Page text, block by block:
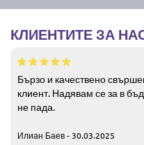
КЛИЕНТИТЕ ЗА
Бързо и качествено
клиент. Надявам се за в
не пада.
Илиан Баев - 30.03.2025